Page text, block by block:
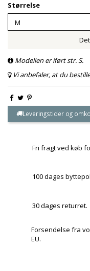
Størrelse
Modellen er iført str. S.
Vi anbefaler, at du
Leveringstider og
Fri fragt ved køb
100 dages
30 dages returret.
Forsendelse fra
EU.